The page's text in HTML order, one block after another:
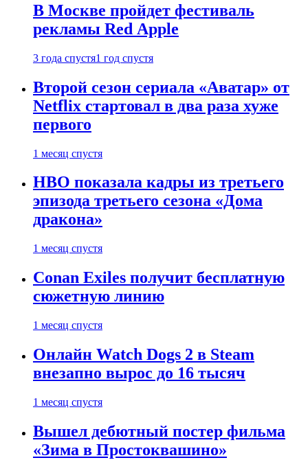
В Москве пройдет фестиваль
рекламы Red Apple
3 года спустя1 год спустя
Второй сезон сериала «Аватар» от
Netflix стартовал в два раза хуже
первого
1 месяц спустя
HBO показала кадры из третьего
эпизода третьего сезона «Дома
дракона»
1 месяц спустя
Conan Exiles получит бесплатную
сюжетную линию
1 месяц спустя
Онлайн Watch Dogs 2 в Steam
внезапно вырос до 16 тысяч
1 месяц спустя
Вышел дебютный постер фильма
«Зима в Простоквашино»